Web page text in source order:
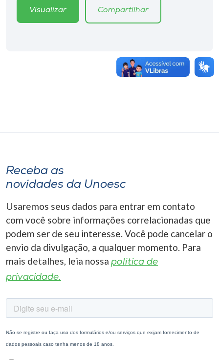
Visualizar Compartilhar
Receba as
novidades da Unoesc
Usaremos seus dados para entrar em contato
com você sobre informações correlacionadas que
podem ser de seu interesse. Você pode cancelar o
envio da divulgação, a qualquer momento. Para
mais detalhes, leia nossa política de
privacidade.